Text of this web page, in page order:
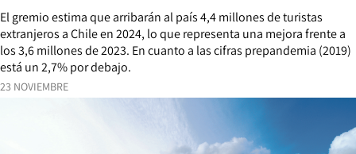
23 NOVIEMBRE
El gremio estima que arribarán al país 4,4 millones de turistas
extranjeros a Chile en 2024, lo que representa una mejora frente a
los 3,6 millones de 2023. En cuanto a las cifras prepandemia (2019)
está un 2,7% por debajo.